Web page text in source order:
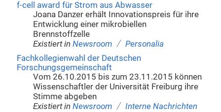
f-cell award für Strom aus Abwasser
Joana Danzer erhält Innovationspreis für ihre
Entwicklung einer mikrobiellen
Brennstoffzelle
Existiert in Newsroom / Personalia
Fachkollegienwahl der Deutschen
Forschungsgemeinschaft
Vom 26.10.2015 bis zum 23.11.2015 können
Wissenschaftler der Universität Freiburg ihre
Stimme abgeben
Existiert in Newsroom / Interne Nachrichten